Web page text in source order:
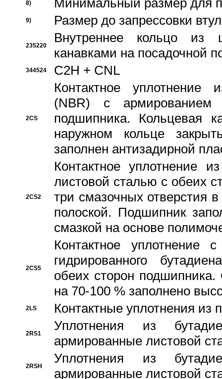
8) Минимальный размер для
9) Размер до запрессовки
235220
Внутреннее кольцо из
канавками на посадочной
344524 C2H + CNL
2CS
Контактное уплотнение
(NBR) с
подшипника. Кольцевая
наружном кольце
заполнен антизадирной
2CS2
Контактное уплотнение
листовой сталью с обеих
три смазочных отверстия
полоской. Подшипник
смазкой на основе
2CS5
Контактное уплотнение
гидрированного
обеих сторон
на 70-100 % заполнено
2LS Контактные уплотнения из
2RS1
Уплотнения из
армированные листовой
2RSH
Уплотнения из
армированные листовой